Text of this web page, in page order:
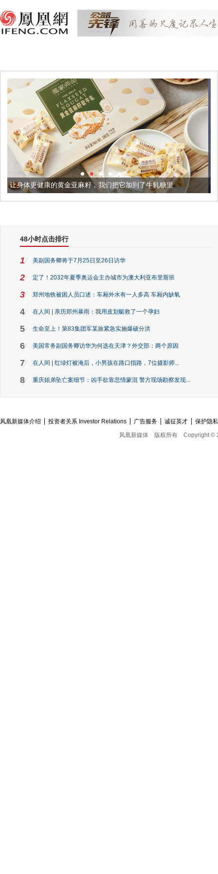
亚麻籽，我们把它加到了牛轧糖里 被列入佛家七宝的它
48小时点击排行
1 美副国务卿将于7月25日至26日访华
2 定了！2032年夏季奥运会主办城市为澳大利亚布里斯班
3 郑州地铁被困人员口述：车厢外水有一人多高 车厢内缺氧
4 在人间 | 亲历郑州暴雨：我用皮划艇救了一个孕妇
5 生命至上！第83集团军某旅紧急实施爆破分洪
6 美国常务副国务卿访华为何选在天津？外交部：两个原因
7 在人间 | 红绿灯被淹后，小男孩在路口指路，7位摄影师...
8 重庆姐弟坠亡案细节：凶手欲靠悲情蒙混 警方现场勘察发现...
凤凰新媒体介绍 投资者关系 Investor Relations 广告服务 诚征英才
保护隐
凤凰新媒体
版权所有 Copyright ©